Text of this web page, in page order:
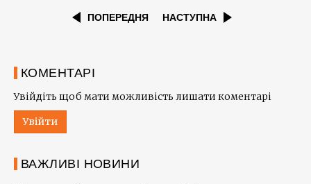
ПОПЕРЕДНЯ НАСТУПНА
КОМЕНТАРІ
Увійдіть щоб мати можливість лишати коментарі
Увійти
ВАЖЛИВІ НОВИНИ